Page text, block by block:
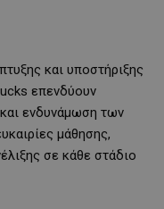
και υποστήριξης
επενδύουν
ενδυνάμωση των
μάθησης,
σε κάθε στάδιο